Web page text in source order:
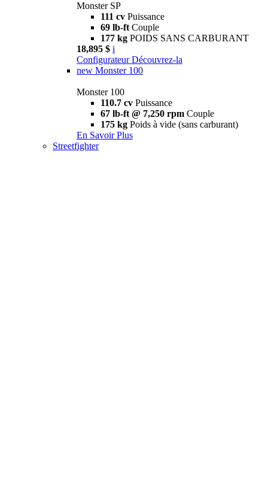
Monster SP
111 cv Puissance
69 lb-ft Couple
177 kg POIDS SANS CARBURANT
18,895 $ i
Configurateur Découvrez-la
new Monster 100
Monster 100
110.7 cv Puissance
67 lb-ft @ 7,250 rpm Couple
175 kg Poids à vide (sans carburant)
En Savoir Plus
Streetfighter